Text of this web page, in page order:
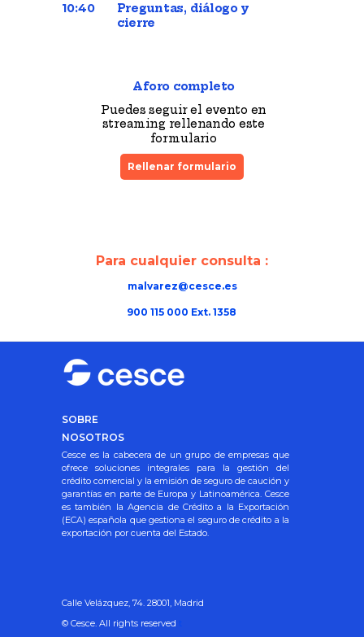
Para cualquier consulta :
900 115 000 Ext. 1358
malvarez@cesce.es
Cesce es la cabecera de un grupo de empresas que
ofrece soluciones integrales para la gestión del
crédito comercial y la emisión de seguro de caución y
garantías en parte de Europa y Latinoamérica. Cesce
es también la Agencia de Crédito a la Exportación
(ECA) española que gestiona el seguro de crédito a la
exportación por cuenta del Estado.
SOBRE
NOSOTROS
Calle Velázquez, 74. 28001, Madrid
© Cesce. All rights reserved t
10:40
Preguntas, diálogo y
cierre
Aforo completo
Puedes seguir el evento en
streaming rellenando este
formulario
Rellenar formulario